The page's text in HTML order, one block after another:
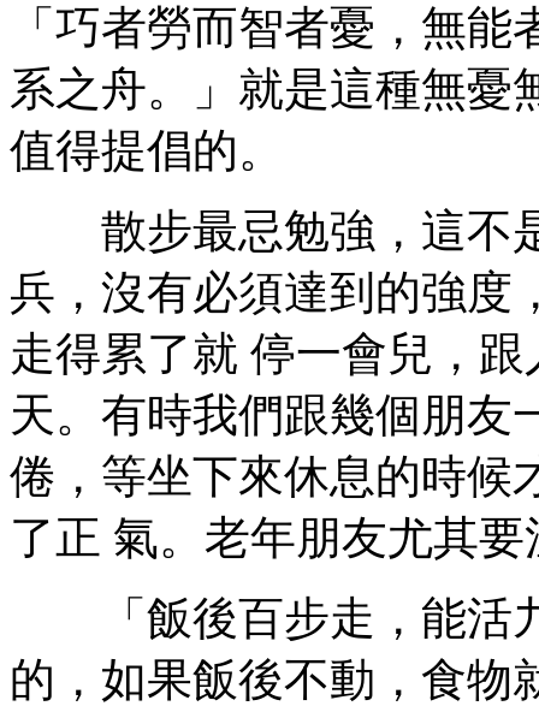
「巧者勞而智者憂，無
系之舟。」就是這種無憂
值得提倡的。
散步最忌勉強，這不
兵，沒有必須達到的強度
走得累了就 停一會兒，
天。有時我們跟幾個朋友
倦，等坐下來休息的時候
了正 氣。老年朋友尤其要
「飯後百步走，能活
的，如果飯後不動，食物